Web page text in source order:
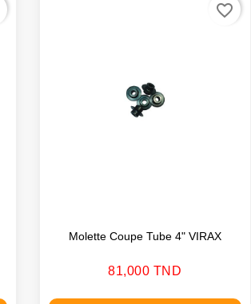
Molette Coupe Tube 4" VIRAX
Prix
81,000 TND
favorite_border